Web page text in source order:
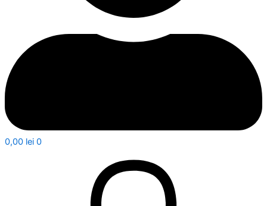
0,00 lei 0